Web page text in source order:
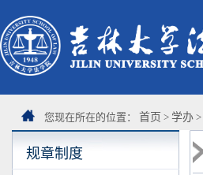
您现在所在的位置： 首页 > 学办 >
规章制度